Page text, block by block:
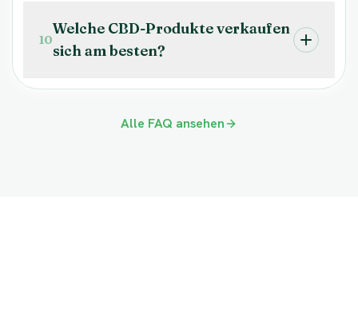
10
Welche CBD-Produkte verkaufen
sich am besten?
Alle FAQ ansehen